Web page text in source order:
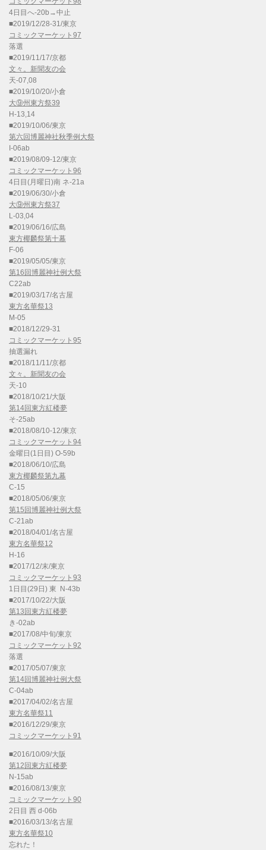
4日目へ-20b→中止
■2019/12/28-31/東京
コミックマーケット97
落選
■2019/11/17/京都
文々。新聞友の会
天-07,08
■2019/10/20/小倉
大⑨州東方祭39
H-13,14
■2019/10/06/東京
第六回博麗神社秋季例大祭
I-06ab
■2019/08/09-12/東京
コミックマーケット96
4日目(月曜日)南 ネ-21a
■2019/06/30/小倉
大⑨州東方祭37
L-03,04
■2019/06/16/広島
東方椰麟祭第十幕
F-06
■2019/05/05/東京
第16回博麗神社例大祭
C22ab
■2019/03/17/名古屋
東方名華祭13
M-05
■2018/12/29-31
コミックマーケット95
抽選漏れ
■2018/11/11/京都
文々。新聞友の会
天-10
■2018/10/21/大阪
第14回東方紅楼夢
そ-25ab
■2018/08/10-12/東京
コミックマーケット94
金曜日(1日目) O-59b
■2018/06/10/広島
東方椰麟祭第九幕
C-15
■2018/05/06/東京
第15回博麗神社例大祭
C-21ab
■2018/04/01/名古屋
東方名華祭12
H-16
■2017/12/末/東京
コミックマーケット93
1日目(29日) 東 N-43b
■2017/10/22/大阪
第13回東方紅楼夢
き-02ab
■2017/08/中旬/東京
コミックマーケット92
落選
■2017/05/07/東京
第14回博麗神社例大祭
C-04ab
■2017/04/02/名古屋
東方名華祭11
■2016/12/29/東京
コミックマーケット91
■2016/10/09/大阪
第12回東方紅楼夢
N-15ab
■2016/08/13/東京
コミックマーケット90
2日目 西 d-06b
■2016/03/13/名古屋
東方名華祭10
忘れた！